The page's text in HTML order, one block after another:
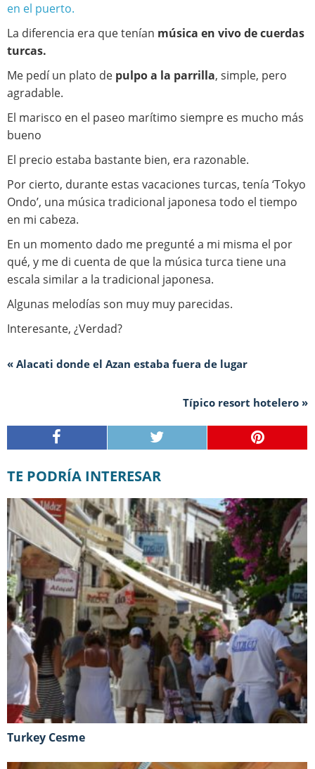
en el puerto.
La diferencia era que tenían música en vivo de cuerdas
turcas.
Me pedí un plato de pulpo a la parrilla, simple, pero
agradable.
El marisco en el paseo marítimo siempre es mucho más
bueno
El precio estaba bastante bien, era razonable.
Por cierto, durante estas vacaciones turcas, tenía ‘Tokyo
Ondo’, una música tradicional japonesa todo el tiempo
en mi cabeza.
En un momento dado me pregunté a mi misma el por
qué, y me di cuenta de que la música turca tiene una
escala similar a la tradicional japonesa.
Algunas melodías son muy muy parecidas.
Interesante, ¿Verdad?
« Alacati donde el Azan estaba fuera de lugar
Típico resort hotelero »
TE PODRÍA INTERESAR
Turkey Cesme